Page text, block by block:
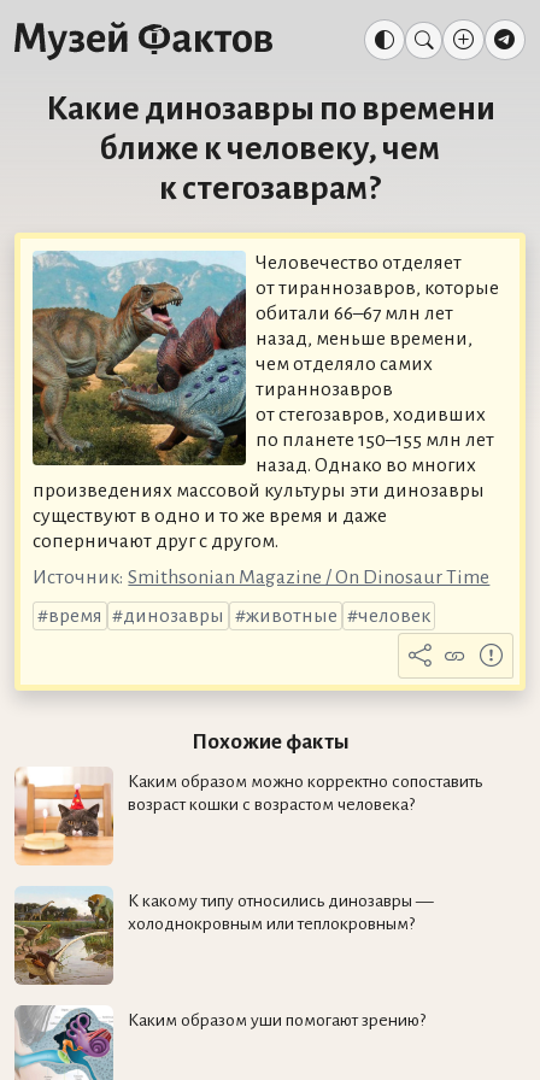
Какие динозавры по времени
ближе к человеку, чем
к стегозаврам?
Человечество отделяет
от тираннозавров, которые
обитали 66–67 млн лет
назад, меньше времени,
чем отделяло самих
тираннозавров
от стегозавров, ходивших
по планете 150–155 млн лет
назад. Однако во многих
произведениях массовой культуры эти динозавры
существуют в одно и то же время и даже
соперничают друг с другом.
Источник: Smithsonian Magazine / On Dinosaur Time
время
динозавры животные человек
Похожие факты
Каким образом можно корректно сопоставить
возраст кошки с возрастом человека?
К какому типу относились динозавры —
холоднокровным или теплокровным?
Каким образом уши помогают зрению?